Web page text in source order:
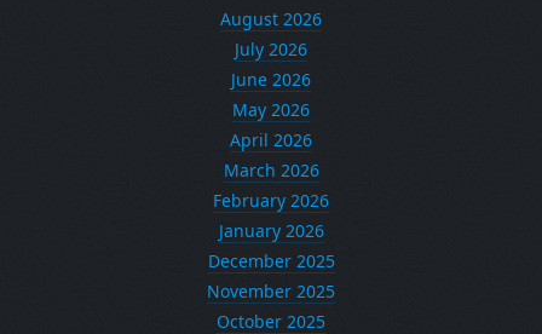
August 2026
July 2026
June 2026
May 2026
April 2026
March 2026
February 2026
January 2026
December 2025
November 2025
October 2025